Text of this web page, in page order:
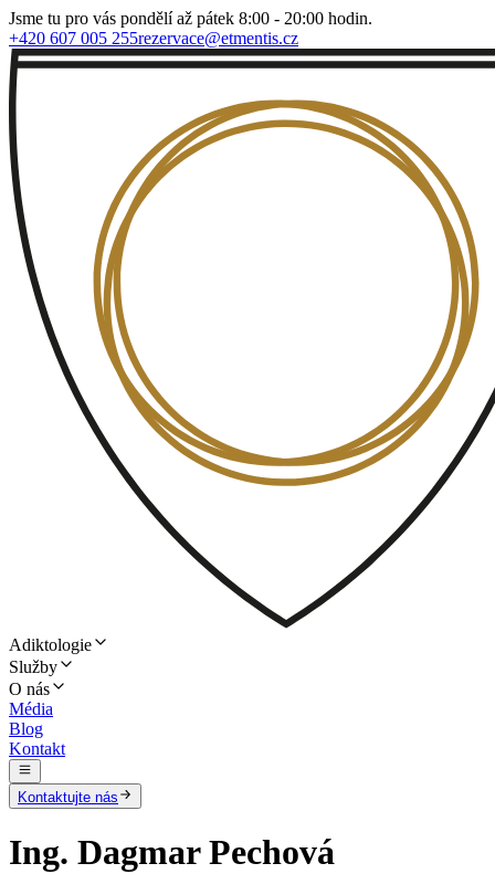
Jsme tu pro vás pondělí až pátek 8:00 - 20:00 hodin.
+420 607 005 255rezervace@etmentis.cz
Adiktologie
Služby
O nás
Média
Blog
Kontakt
Kontaktujte nás
Ing. Dagmar Pechová